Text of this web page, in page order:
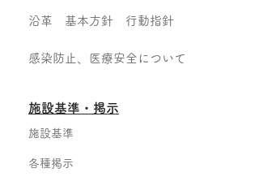
沿革 基本方針 行動指針
感染防止、医療安全について
​施設基準・掲示
施設基準
各種掲示